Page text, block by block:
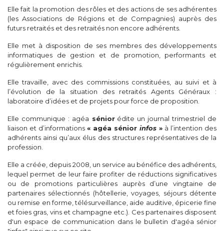
Elle fait la promotion des rôles et des actions de ses adhérentes
(les Associations de Régions et de Compagnies) auprès des
futurs retraités et des retraités non encore adhérents.
Elle met à disposition de ses membres des développements
informatiques de gestion et de promotion, performants et
régulièrement enrichis.
Elle travaille, avec des commissions constituées, au suivi et à
l’évolution de la situation des retraités Agents Généraux :
laboratoire d’idées et de projets pour force de proposition.
Elle communique : agéa séniorédite un journal trimestriel de
liaison et d’informations « agéa sénior infos » à l’intention des
adhérents ainsi qu’aux élus des structures représentatives de la
profession.
Elle a créée, depuis 2008, un service au bénéfice des adhérents,
lequel permet de leur faire profiter de réductions significatives
ou de promotions particulières auprès d’une vingtaine de
partenaires sélectionnés (hôtellerie, voyages, séjours détente
ou remise en forme, télésurveillance, aide auditive, épicerie fine
et foies gras, vins et champagne etc.). Ces partenaires disposent
d'un espace de communication dans le bulletin d'agéa sénior